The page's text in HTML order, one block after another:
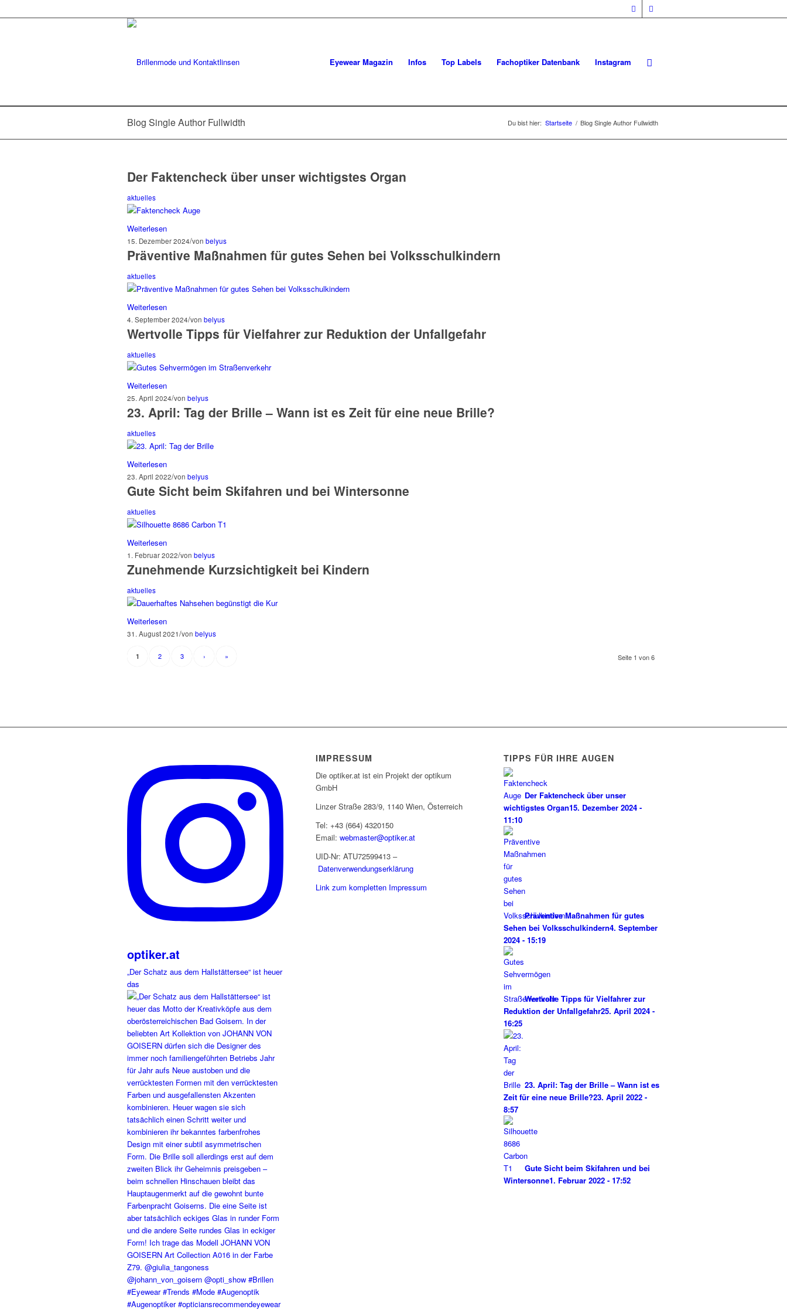
Eyewear Magazin Infos Top Labels Fachoptiker Datenbank Instagram
Blog Single Author Fullwidth Du bist hier: Startseite / Blog Single Author Fullwidth
Der Faktencheck über unser wichtigstes Organ
aktuelles
Weiterlesen
15. Dezember 2024/von belyus
Präventive Maßnahmen für gutes Sehen bei Volksschulkindern
aktuelles
Weiterlesen
4. September 2024/von belyus
Wertvolle Tipps für Vielfahrer zur Reduktion der Unfallgefahr
aktuelles
Weiterlesen
25. April 2024/von belyus
23. April: Tag der Brille – Wann ist es Zeit für eine neue Brille?
aktuelles
Weiterlesen
23. April 2022/von belyus
Gute Sicht beim Skifahren und bei Wintersonne
aktuelles
Weiterlesen
1. Februar 2022/von belyus
Zunehmende Kurzsichtigkeit bei Kindern
aktuelles
Weiterlesen
31. August 2021/von belyus
Seite 1 von 6
1 2 3 › »
optiker.at
„Der Schatz aus dem Hallstättersee“ ist heuer
das
IMPRESSUM
Die optiker.at ist ein Projekt der optikum
GmbH
Linzer Straße 283/9, 1140 Wien, Österreich
Tel: +43 (664) 4320150
Email: webmaster@optiker.at
UID-Nr: ATU72599413 –
Datenverwendungserklärung
Link zum kompletten Impressum
TIPPS FÜR IHRE AUGEN
Der Faktencheck über unser
wichtigstes Organ15. Dezember 2024 -
11:10
Präventive Maßnahmen für gutes
Sehen bei Volksschulkindern4. September
2024 - 15:19
Wertvolle Tipps für Vielfahrer zur
Reduktion der Unfallgefahr25. April 2024 -
16:25
23. April: Tag der Brille – Wann ist es
Zeit für eine neue Brille?23. April 2022 -
8:57
Gute Sicht beim Skifahren und bei
Wintersonne1. Februar 2022 - 17:52